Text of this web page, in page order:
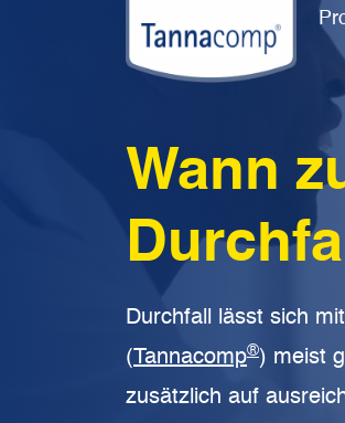
Wann
Durchfall lässt sich
( Tannacomp®) meist
zusätzlich auf